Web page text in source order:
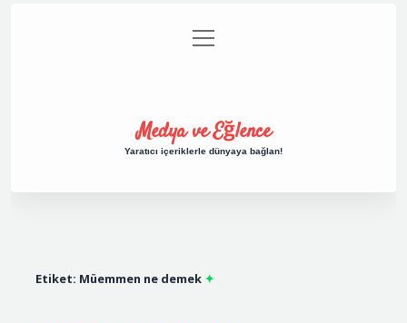
Gizlilik Politikası
menüyü
aç
Medya ve Eğlence
Yaratıcı içeriklerle dünyaya bağlan!
Etiket: Müemmen ne demek